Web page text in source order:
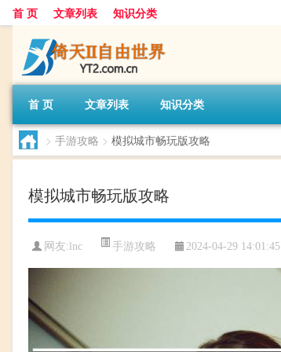
首 页 文章列表 知识分类
首 页 文章列表 知识分类
> 手游攻略 > 模拟城市畅玩版攻略
模拟城市畅玩版攻略
网友: lnc 手游攻略 2024-04-29 14:01:45